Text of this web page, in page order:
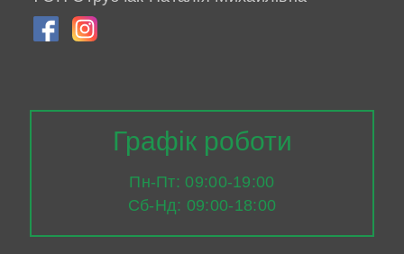
Графік роботи
Пн-Пт: 09:00-19:00
Сб-Нд: 09:00-18:00